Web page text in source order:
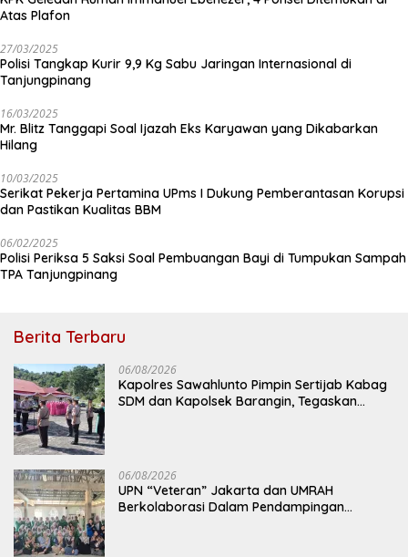
Atas Plafon
27/03/2025
Polisi Tangkap Kurir 9,9 Kg Sabu Jaringan Internasional di
Tanjungpinang
16/03/2025
Mr. Blitz Tanggapi Soal Ijazah Eks Karyawan yang Dikabarkan
Hilang
10/03/2025
Serikat Pekerja Pertamina UPms I Dukung Pemberantasan Korupsi
dan Pastikan Kualitas BBM
06/02/2025
Polisi Periksa 5 Saksi Soal Pembuangan Bayi di Tumpukan Sampah
TPA Tanjungpinang
Berita Terbaru
06/08/2026
Kapolres Sawahlunto Pimpin Sertijab Kabag
SDM dan Kapolsek Barangin, Tegaskan
06/08/2026
UPN “Veteran” Jakarta dan UMRAH
Berkolaborasi Dalam Pendampingan